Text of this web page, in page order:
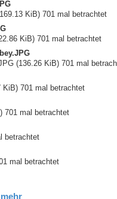
KiB) 701 mal betrachtet
KiB) 701 mal betrachtet
(136.26 KiB) 701 mal
KiB) 701 mal betrachtet
701 mal betrachtet
betrachtet
mal betrachtet